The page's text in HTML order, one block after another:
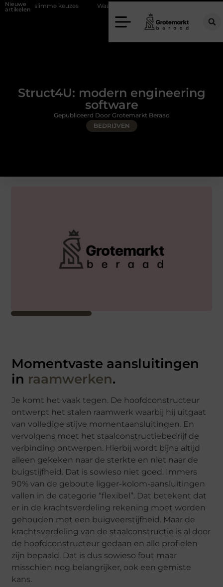
Nieuwe
artikelen
keuzes Waarom kiezen voor een rijschool in Utrecht?
Struct4U: modern engineering
software
BEDRIJVEN
Gepubliceerd Door Grotemarkt Beraad
Momentvaste aansluitingen
in raamwerken.
Je komt het vaak tegen. De hoofdconstructeur
ontwerpt het stalen raamwerk waarbij hij uitgaat
van volledige stijve momentaansluitingen. En
vervolgens moet het staalconstructiebedrijf de
verbinding ontwerpen. Hierbij wordt bijna altijd
alleen gekeken naar de sterkte en niet naar de
buigstijfheid. Dat is sowieso niet goed. Immers
90% van de geboute ligger-kolom-aansluitingen
vallen in de categorie “flexibel”. Dat betekent dat
er in de krachtsverdeling rekening moet worden
gehouden met een buigveerstijfheid. Maar de
krachtsverdeling van de staalconstructie is al door
de hoofdconstructeur gedaan en alle profielen
zijn bepaald. Dat is dus sowieso fout maar
misschien nog belangrijker, ook een gemiste
kans.